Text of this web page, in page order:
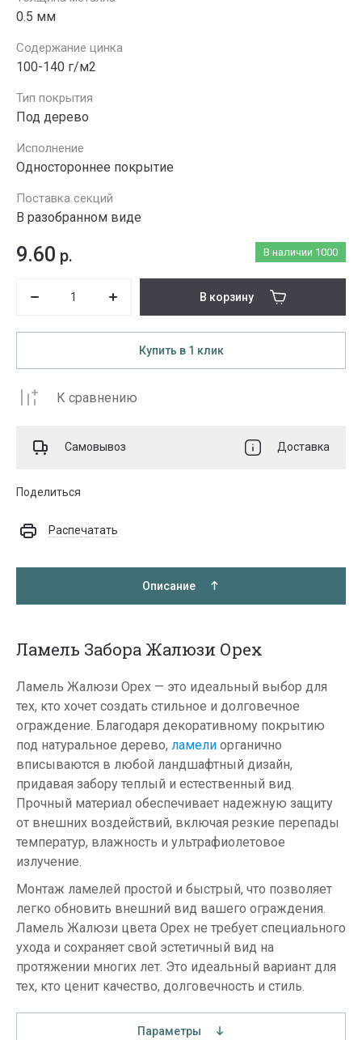
0.5 мм
Содержание цинка
100-140 г/м2
Тип покрытия
Под дерево
Исполнение
Одностороннее покрытие
Поставка секций
В разобранном виде
В наличии 1000
9.60 р.
В корзину
Купить в 1 клик
К сравнению
Самовывоз Доставка
Поделиться
Распечатать
Описание
Ламель Забора Жалюзи Орех
Ламель Жалюзи Орех — это идеальный выбор для
тех, кто хочет создать стильное и долговечное
ограждение. Благодаря декоративному покрытию
под натуральное дерево, ламели органично
вписываются в любой ландшафтный дизайн,
придавая забору теплый и естественный вид.
Прочный материал обеспечивает надежную защиту
от внешних воздействий, включая резкие перепады
температур, влажность и ультрафиолетовое
излучение.
Монтаж ламелей простой и быстрый, что позволяет
легко обновить внешний вид вашего ограждения.
Ламель Жалюзи цвета Орех не требует специального
ухода и сохраняет свой эстетичный вид на
протяжении многих лет. Это идеальный вариант для
тех, кто ценит качество, долговечность и стиль.
Параметры